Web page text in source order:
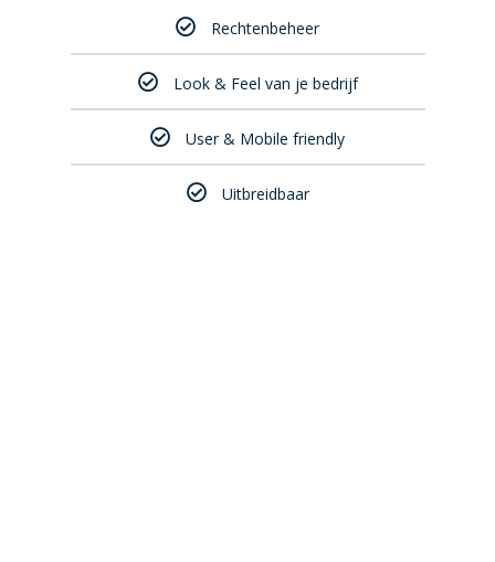
Rechtenbeheer
Look & Feel van je bedrijf
User & Mobile friendly
Uitbreidbaar